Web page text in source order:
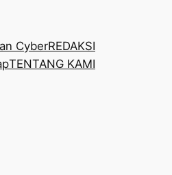
CyberREDAKSI
TENTANG KAMI